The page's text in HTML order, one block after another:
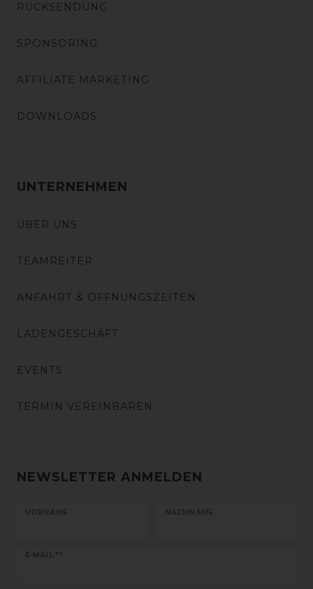
RÜCKSENDUNG
SPONSORING
AFFILIATE MARKETING
DOWNLOADS
UNTERNEHMEN
ÜBER UNS
TEAMREITER
ANFAHRT & ÖFFNUNGSZEITEN
LADENGESCHÄFT
EVENTS
TERMIN VEREINBAREN
NEWSLETTER ANMELDEN
VORNAME NACHNAME
E-MAIL **
Newsletter